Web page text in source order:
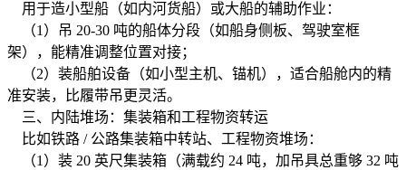
用于造小型船（如内河货船）或大船的辅助作业：
（1）吊 20-30 吨的船体分段（如船身侧板、驾驶室框
架），能精准调整位置对接；
（2）装船舶设备（如小型主机、锚机），适合船舱内的精
准安装，比履带吊更灵活。
三、内陆堆场：集装箱和工程物资转运
比如铁路 / 公路集装箱中转站、工程物资堆场：
（1）装 20 英尺集装箱（满载约 24 吨，加吊具总重够 32 吨